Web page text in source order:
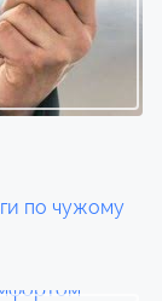
по чужому